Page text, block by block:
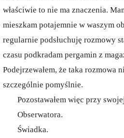
właściwie to nie ma znaczenia.
mieszkam potajemnie w waszym
regularnie podsłuchuję rozmowy
czasu podkradam pergamin z
Podejrzewałem, że taka rozmowa
szczególnie pomyślnie.
Pozostawałem więc przy
Obserwatora.
Świadka.